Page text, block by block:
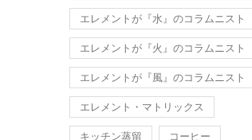
エレメントが『水』のコラムニスト
エレメントが『火』のコラムニスト
エレメントが『風』のコラムニスト
エレメント・マトリックス
キッチン蒸留 コーヒー